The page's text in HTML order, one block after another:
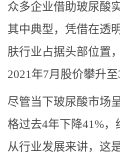
众多企业借助玻尿酸
其中典型，凭借在透
肤行业占据头部位置
2021年7月股价攀升
尽管当下玻尿酸市场
格过去4年下降41%
从行业发展来讲，这